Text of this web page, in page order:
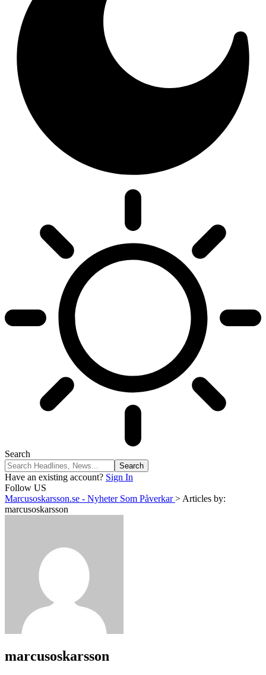
Search
Have an existing account? Sign In
Follow US
Marcusoskarsson.se - Nyheter Som Påverkar> Articles by:
marcusoskarsson
marcusoskarsson